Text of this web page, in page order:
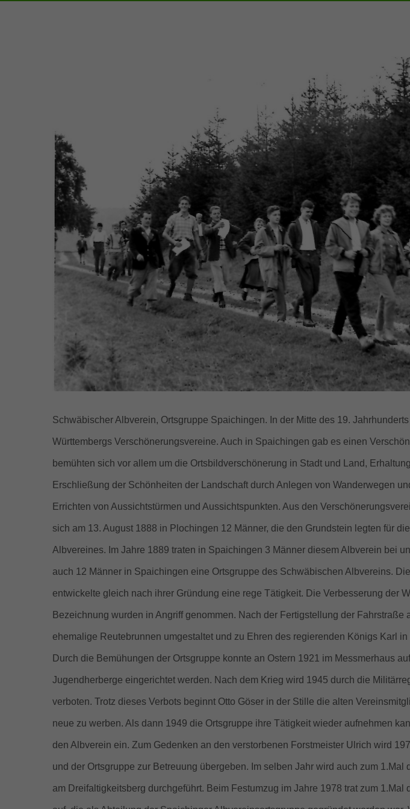
Schwäbischer Albverein, Ortsgruppe Spaichingen. In der Mitte des 19.
Württembergs Verschönerungsvereine. Auch in Spaichingen gab es einen
bemühten sich vor allem um die Ortsbildverschönerung in Stadt und Land,
Erschließung der Schönheiten der Landschaft durch Anlegen von Wanderwegen
Errichten von Aussichtstürmen und Aussichtspunkten. Aus den
sich am 13. August 1888 in Plochingen 12 Männer, die den Grundstein legten für
Albvereines. Im Jahre 1889 traten in Spaichingen 3 Männer diesem Albverein bei
auch 12 Männer in Spaichingen eine Ortsgruppe des Schwäbischen Albvereins.
entwickelte gleich nach ihrer Gründung eine rege Tätigkeit. Die Verbesserung der
Bezeichnung wurden in Angriff genommen. Nach der Fertigstellung der Fahrstraße
ehemalige Reutebrunnen umgestaltet und zu Ehren des regierenden Königs Karl
Durch die Bemühungen der Ortsgruppe konnte an Ostern 1921 im Messmerhaus
Jugendherberge eingerichtet werden. Nach dem Krieg wird 1945 durch die
verboten. Trotz dieses Verbots beginnt Otto Göser in der Stille die alten
neue zu werben. Als dann 1949 die Ortsgruppe ihre Tätigkeit wieder aufnehmen
den Albverein ein. Zum Gedenken an den verstorbenen Forstmeister Ulrich wird
und der Ortsgruppe zur Betreuung übergeben. Im selben Jahr wird auch zum 1.Mal
am Dreifaltigkeitsberg durchgeführt. Beim Festumzug im Jahre 1978 trat zum 1.Mal